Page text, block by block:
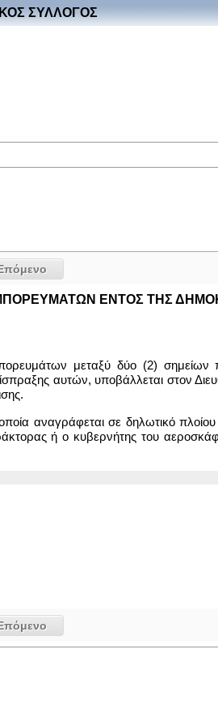
ΣΥΛΛΟΓΟΣ
ΕΝΤΟΣ ΤΗΣ
μεταξύ δύο (2) σημείων
αυτών, υποβάλλεται στον
αναγράφεται σε δηλωτικό
ή ο κυβερνήτης του